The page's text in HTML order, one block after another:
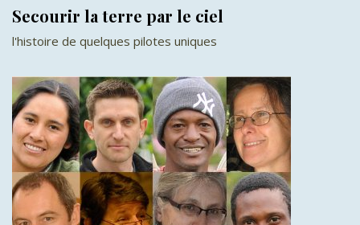
Secourir la terre par le ciel
l'histoire de quelques pilotes uniques